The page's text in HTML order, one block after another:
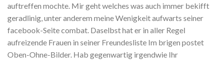
auftreffen mochte. Mir geht welches was auch immer bekifft
geradlinig, unter anderem meine Wenigkeit aufwarts seiner
facebook-Seite combat. Daselbst hat er in aller Regel
aufreizende Frauen in seiner Freundesliste Im brigen postet
Oben-Ohne-Bilder. Hab gegenwartig irgendwie Ihr